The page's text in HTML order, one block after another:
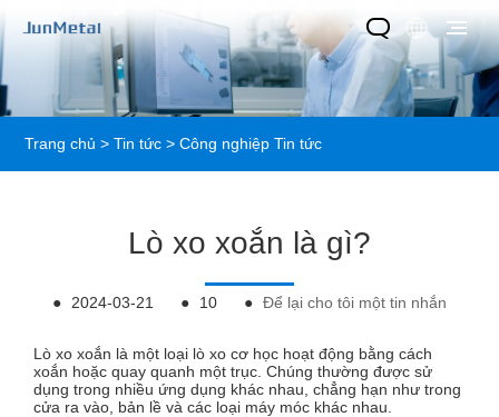
Trang chủ > Tin tức >Công nghiệp Tin tức
Lò xo xoắn là gì?
● 2024-03-21 ● 10 ● Để lại cho tôi một tin nhắn
Lò xo xoắn là một loại lò xo cơ học hoạt động bằng cách
xoắn hoặc quay quanh một trục. Chúng thường được sử
dụng trong nhiều ứng dụng khác nhau, chẳng hạn như trong
cửa ra vào, bản lề và các loại máy móc khác nhau.